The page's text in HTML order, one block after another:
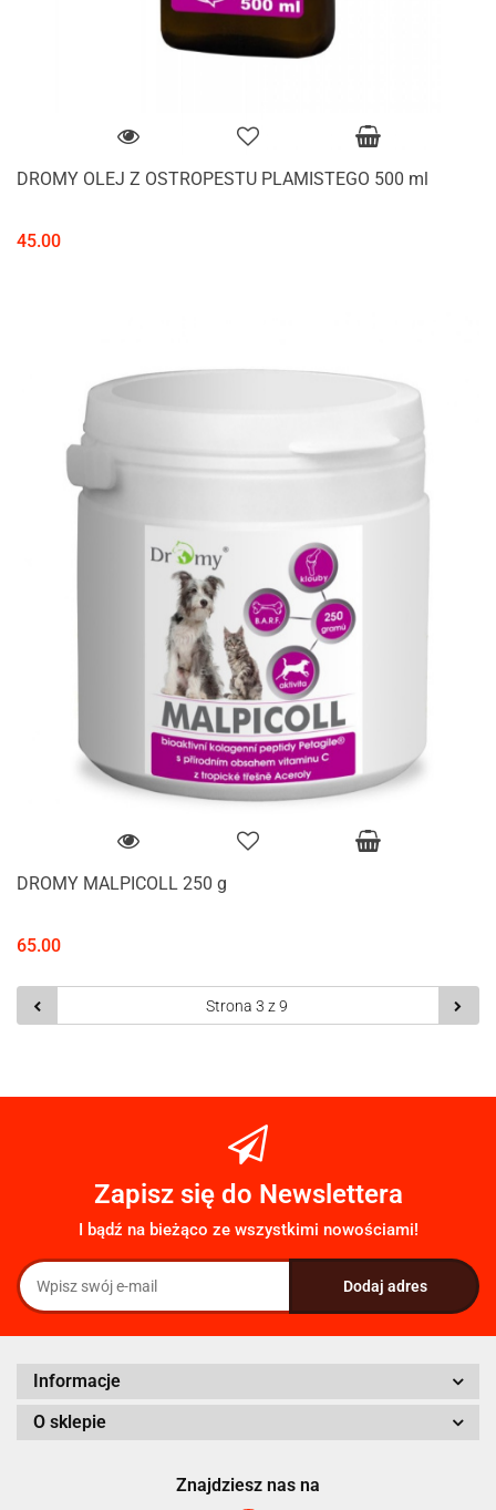
DROMY OLEJ Z OSTROPESTU PLAMISTEGO 500 ml
45.00
DROMY MALPICOLL 250 g
65.00
Zapisz się do Newslettera
I bądź na bieżąco ze wszystkimi nowościami!
Informacje
O sklepie
Znajdziesz nas na